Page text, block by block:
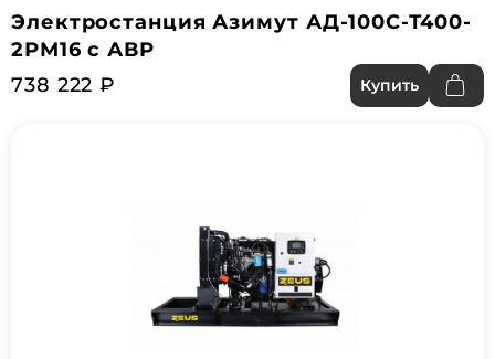
Электростанция Азимут АД-100С-Т400-
2РМ16 с АВР
738 222 ₽
Купить